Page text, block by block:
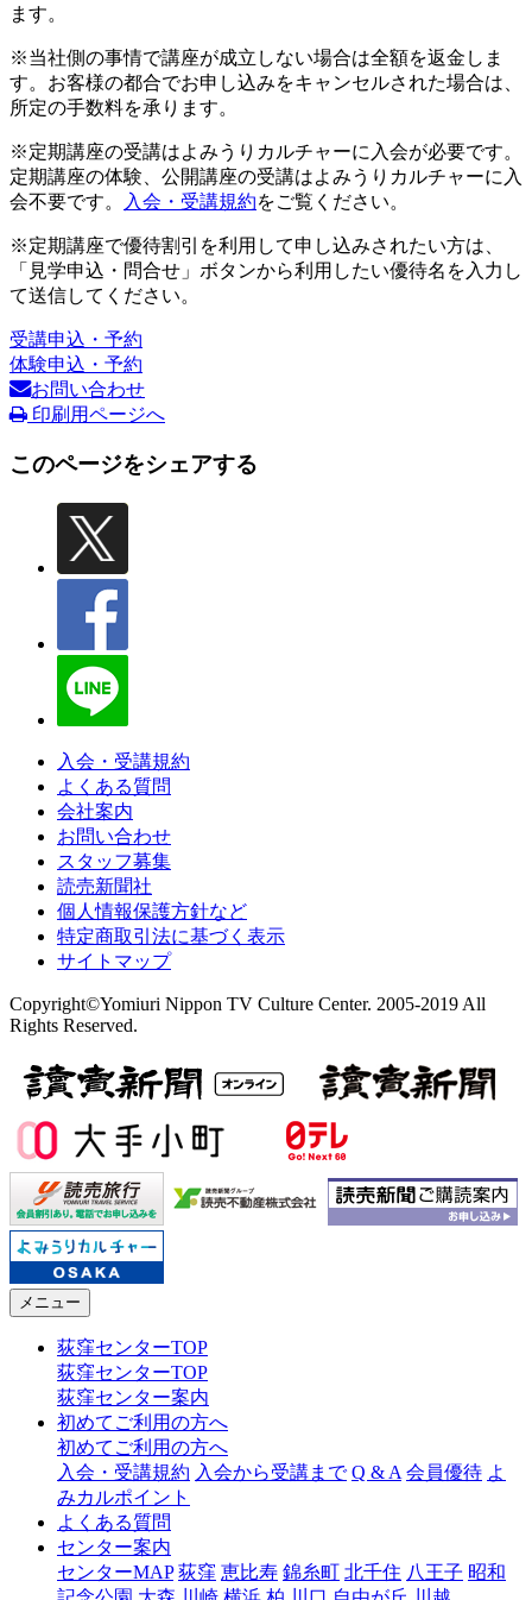
ます。
※当社側の事情で講座が成立しない場合は全額を返金しま
す。お客様の都合でお申し込みをキャンセルされた場合は、
所定の手数料を承ります。
※定期講座の受講はよみうりカルチャーに入会が必要です。
定期講座の体験、公開講座の受講はよみうりカルチャーに入
会不要です。
入会・受講規約をご覧ください。
※定期講座で優待割引を利用して申し込みされたい方は、
「見学申込・問合せ」ボタンから利用したい優待名を入力し
て送信してください。
受講申込・予約
体験申込・予約
お問い合わせ
印刷用ページへ
このページをシェアする
入会・受講規約
よくある質問
会社案内
お問い合わせ
スタッフ募集
読売新聞社
個人情報保護方針など
特定商取引法に基づく表示
サイトマップ
Copyright©Yomiuri Nippon TV Culture Center. 2005-2019 All
Rights Reserved.
メニュー
荻窪センターTOP
荻窪センターTOP
荻窪センター案内
初めてご利用の方へ
初めてご利用の方へ
入会・受講規約 入会から受講まで Q & A 会員優待 よ
みカルポイント
よくある質問
センター案内
センターMAP 荻窪 恵比寿 錦糸町 北千住 八王子 昭和